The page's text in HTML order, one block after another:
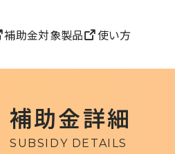
補助金対象製品 使い方
補助金詳細
SUBSIDY DETAILS